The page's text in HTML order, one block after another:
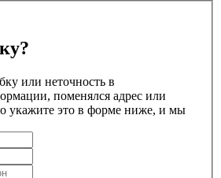
или неточность в
поменялся адрес или
укажите это в форме ниже, и мы